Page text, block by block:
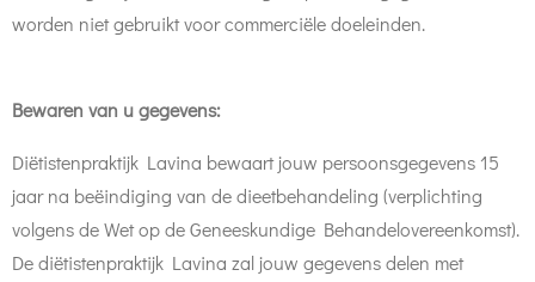
worden niet gebruikt voor commerciële doeleinden.
Bewaren van u gegevens:
Diëtistenpraktijk Lavina bewaart jouw persoonsgegevens 15
jaar na beëindiging van de dieetbehandeling (verplichting
volgens de Wet op de Geneeskundige Behandelovereenkomst).
De diëtistenpraktijk Lavina zal jouw gegevens delen met